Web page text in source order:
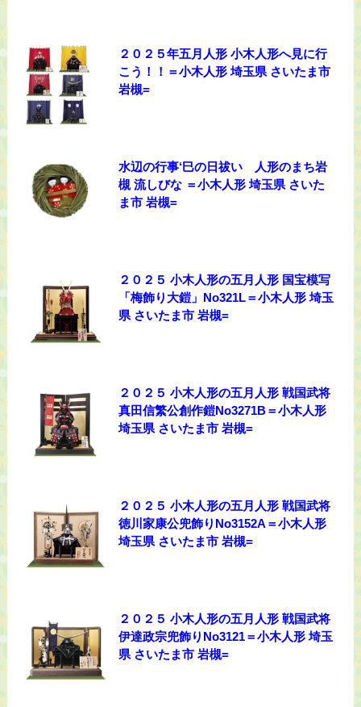
２０２５年五月人形 小木人形へ見に行
こう！！＝小木人形 埼玉県 さいたま市
岩槻=
水辺の行事‘巳の日祓い 人形のまち岩
槻 流しびな ＝小木人形 埼玉県 さいた
ま市 岩槻=
２０２５ 小木人形の五月人形 国宝模写
「梅飾り大鎧」No321L＝小木人形 埼玉
県 さいたま市 岩槻=
２０２５ 小木人形の五月人形 戦国武将
真田信繁公創作鎧No3271B＝小木人形
埼玉県 さいたま市 岩槻=
２０２５ 小木人形の五月人形 戦国武将
徳川家康公兜飾りNo3152A＝小木人形
埼玉県 さいたま市 岩槻=
２０２５ 小木人形の五月人形 戦国武将
伊達政宗兜飾りNo3121＝小木人形 埼玉
県 さいたま市 岩槻=